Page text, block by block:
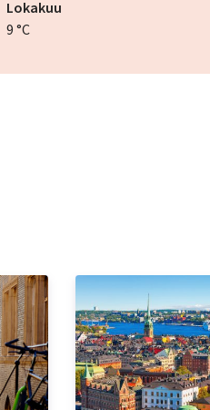
Lokakuu
9 °C